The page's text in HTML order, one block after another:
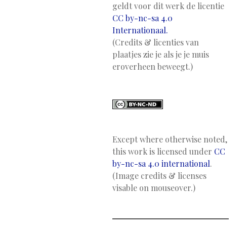
geldt voor dit werk de licentie
CC by-nc-sa 4.0
Internationaal.
(Credits & licenties van
plaatjes zie je als je je muis
eroverheen beweegt.)
Except where otherwise noted,
this work is licensed under CC
by-nc-sa 4.0 international.
(Image credits & licenses
visable on mouseover.)